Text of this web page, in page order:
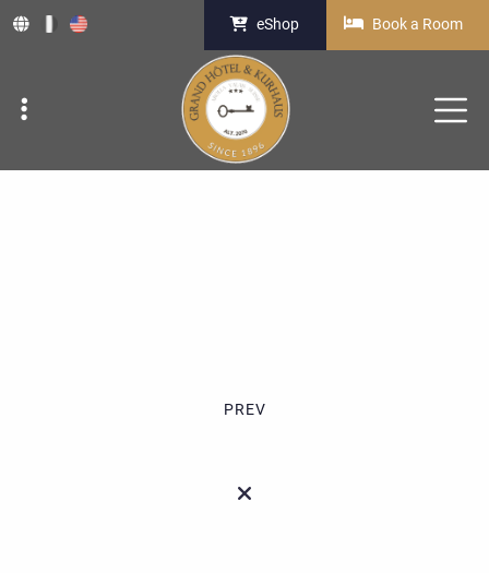
eShop Book a Room
PREV